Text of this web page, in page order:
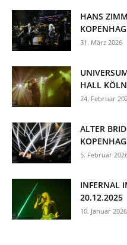
HANS
31. März 2026
HALL KÖLN
24. Februar
ALTER
5. Februar
INFERNAL
20.12.2025
10. Januar 2026